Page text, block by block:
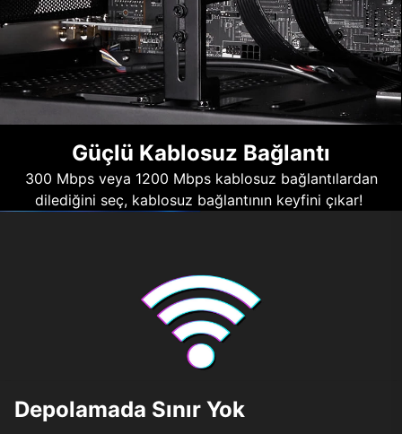
Güçlü Kablosuz Bağlantı
300 Mbps veya 1200 Mbps kablosuz bağlantılardan
dilediğini seç, kablosuz bağlantının keyfini çıkar!
Depolamada Sınır Yok